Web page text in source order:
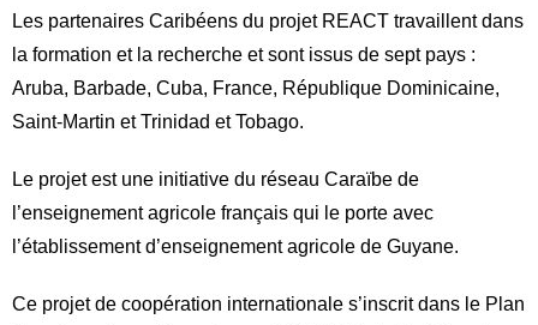
Les partenaires Caribéens du projet REACT travaillent dans
la formation et la recherche et sont issus de sept pays :
Aruba, Barbade, Cuba, France, République Dominicaine,
Saint-Martin et Trinidad et Tobago.
Le projet est une initiative du réseau Caraïbe de
l’enseignement agricole français qui le porte avec
l’établissement d’enseignement agricole de Guyane.
Ce projet de coopération internationale s’inscrit dans le Plan